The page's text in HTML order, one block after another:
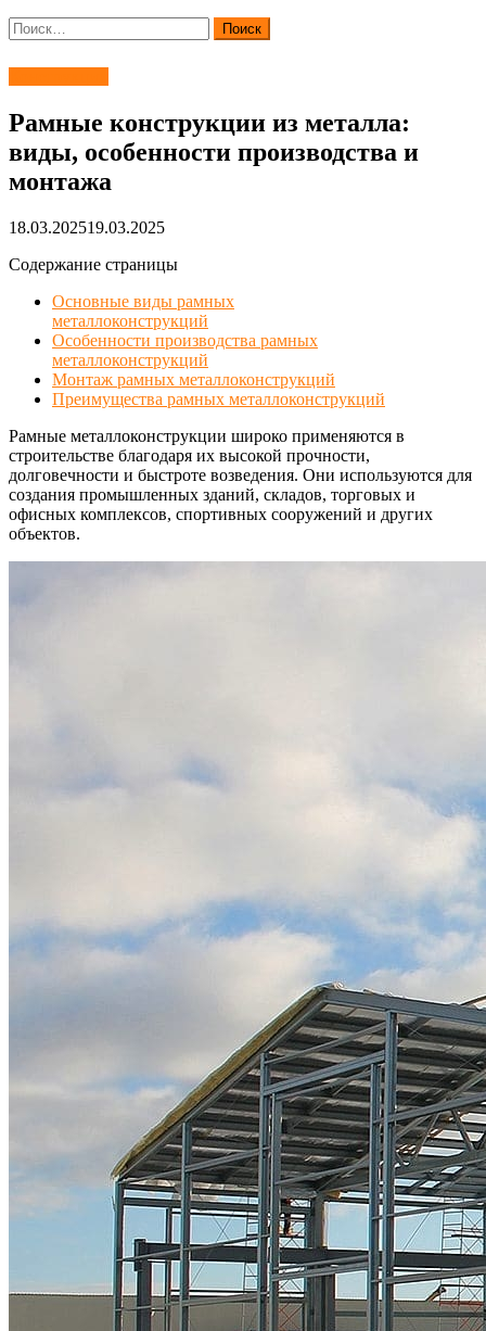
Найти:
Рамные конструкции из металла:
виды, особенности производства и
монтажа
18.03.202519.03.2025
Содержание страницы
Основные виды рамных
металлоконструкций
Особенности производства рамных
металлоконструкций
Монтаж рамных металлоконструкций
Преимущества рамных металлоконструкций
Рамные металлоконструкции широко применяются в
строительстве благодаря их высокой прочности,
долговечности и быстроте возведения. Они используются для
создания промышленных зданий, складов, торговых и
офисных комплексов, спортивных сооружений и других
объектов.